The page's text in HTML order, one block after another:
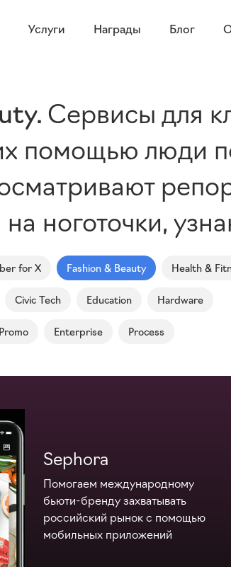
Услуги Награды Блог
Сервисы для
помощью люди
ноготочки,
for X Fashion & Beauty Health &
Civic Tech Education Hardware
Promo Enterprise Process
Sephora
Помогаем международному
бьюти-брендузахватывать
российский рынок с помощью
мобильных приложений